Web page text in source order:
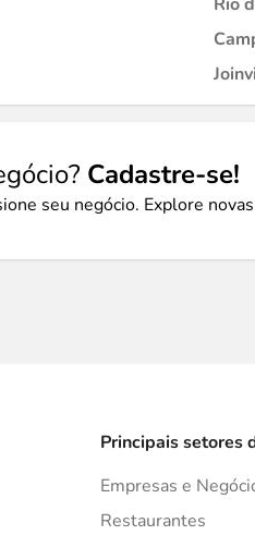
Cadastre-se!
seu negócio. Explore
Principais setores
Empresas e
Restaurantes